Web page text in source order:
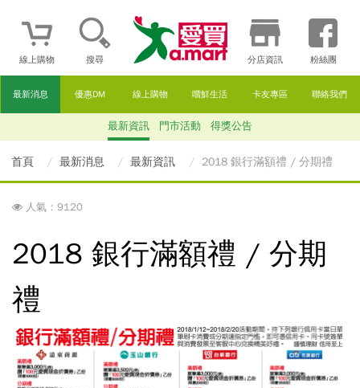
線上購物 搜尋 分店資訊 粉絲團
最新消息 優惠DM 線上購物 嚐鮮生活 卡友專區 聯絡我們
最新資訊 門市活動 得獎公告
首頁 最新消息 最新資訊 2018 銀行滿額禮 / 分期禮
人氣：9120
2018 銀行滿額禮 / 分期
禮